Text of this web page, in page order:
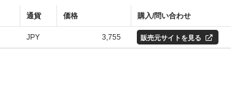
通貨 価格
購入/問い合わせ
JPY 3,755 販売元サイトを見る